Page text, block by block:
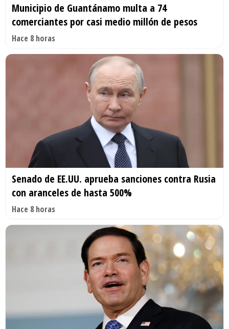
Municipio de Guantánamo multa a 74
comerciantes por casi medio millón de pesos
Hace 8 horas
Senado de EE.UU. aprueba sanciones contra Rusia
con aranceles de hasta 500%
Hace 8 horas